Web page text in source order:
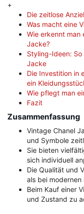
+
Die zeitlose
Was macht eine
Wie erkennt man
Jacke?
Styling-Ideen:
Jacke
Die Investition in
ein
Wie pflegt man
Fazit
Zusammenfassung
Vintage Chanel
und Symbole
Sie bieten
sich individuell
Die Qualität und
als bei modernen
Beim Kauf einer
und Zustand zu